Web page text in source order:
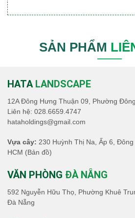
SẢN PHẨM
HATA LANDSCAPE
12A Đông Hưng Thuận 09, Phường
Liên hệ: 028.6659.4747
hataholdings@gmail.com
Vựa cây: 230 Huỳnh Thị Na, Ấp 6,
HCM (Bản đồ)
VĂN PHÒNG ĐÀ NẴNG
592 Nguyễn Hữu Thọ, Phường Khuê
Đà Nẵng